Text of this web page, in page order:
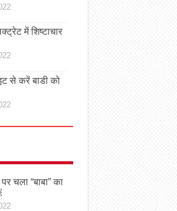
में शिष्टाचार
से करें बाडी को
चला “बाबा” का